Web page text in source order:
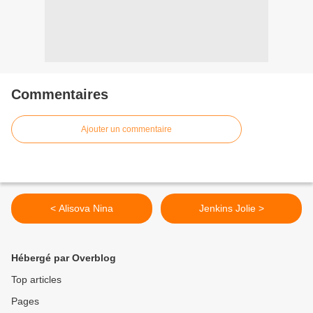
Commentaires
Ajouter un commentaire
< Alisova Nina Jenkins Jolie >
Hébergé par Overblog
Top articles
Pages